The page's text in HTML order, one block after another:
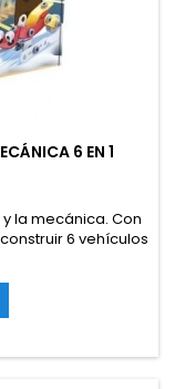
6 EN 1
la mecánica. Con
6 vehículos
¡o volver a
divertirse. Edad: A
de coche, 160
FR/CT/NL/GR...